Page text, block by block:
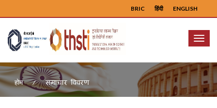
ENGLISH
हिंदी
BRIC
Menu
होम समाचार विवरण